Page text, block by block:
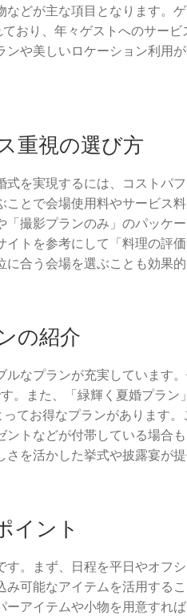
どが主な項目となります。
おり、年々ゲストへのサー
や美しいロケーション利用
重視の選び方
を実現するには、コストパ
とで会場使用料やサービス
撮影プランのみ」のパッケ
トを参考にして「料理の評
合う会場を選ぶことも効果的
の紹介
なプランが充実しています
。また、「緑輝く夏婚プラン
ってお得なプランがあります
トなどが付帯している場合
を活かした挙式や披露宴が
イント
。まず、日程を平日やオフ
可能なアイテムを活用する
アイテムや小物を用意すれ